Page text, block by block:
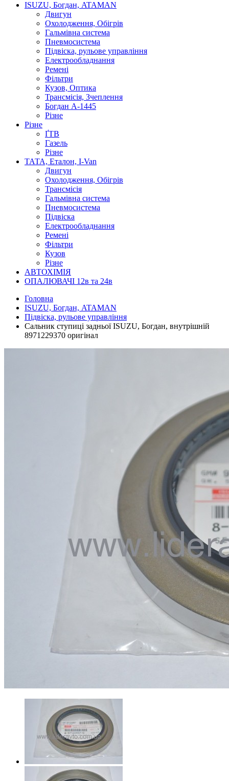
ISUZU, Богдан, ATAMAN
Двигун
Охолодження, Обігрів
Гальмівна система
Пневмосистема
Підвіска, рульове управління
Електрообладнання
Ремені
Фільтри
Кузов, Оптика
Трансмісія, Зчеплення
Богдан А-1445
Різне
Різне
ҐТВ
Газель
Різне
ТАТА, Еталон, I-Van
Двигун
Охолодження, Обігрів
Трансмісія
Гальмівна система
Пневмосистема
Підвіска
Електрообладнання
Ремені
Фільтри
Кузов
Різне
АВТОХІМІЯ
ОПАЛЮВАЧІ 12в та 24в
Головна
ISUZU, Богдан, ATAMAN
Підвіска, рульове управління
Сальник ступиці задньої ISUZU, Богдан, внутрішній
8971229370 оригінал